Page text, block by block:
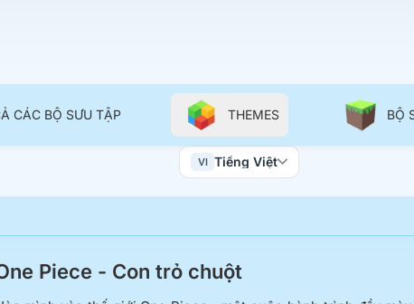
CÁC BỘ SƯU TẬP THEMES
Color Scheme
Wallpapers
BỘ
VI Tiếng Việt
Piece - Con trỏ chuột